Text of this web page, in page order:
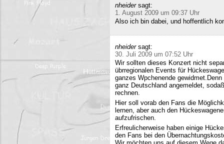
nheider sagt:
1. August 2009 um 09:37 Uhr
Also ich bin dabei, und hoffentlich
nheider sagt:
30. Juli 2009 um 07:52 Uhr
Wir sollten dieses Konzert nicht
übrregionalen Events für
ganzes Wpchenende
ganz Deutschland angemeldet,
rechnen.
Hier soll vorab den Fans die
lernen, aber auch den
aufzufrischen.
Erfreulicherweise haben einige
den Fans bei den